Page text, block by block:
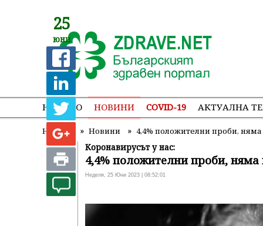
НАЧАЛО НОВИНИ COVID-19 АКТУАЛНА
Начало » Новини » 4,4% положителни проби,
25
юни
Коронавирусът у нас:
4,4% положителни проби,
Неделя, 25 Юни 2023 | 08:52:01